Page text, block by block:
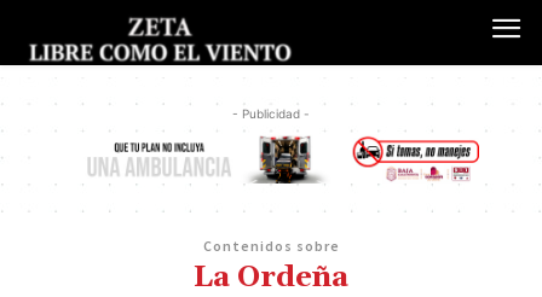
- Publicidad -
Contenidos sobre
La Ordeña